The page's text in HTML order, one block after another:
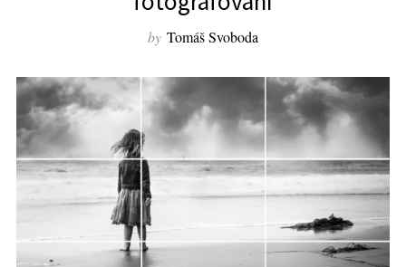
by Tomáš Svoboda